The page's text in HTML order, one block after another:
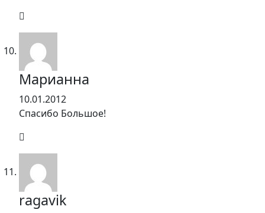
Марианна
10.01.2012
Спасибо Большое!
ragavik